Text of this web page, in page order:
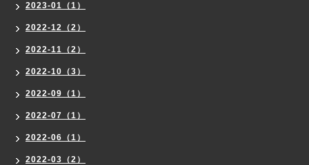
2023-01（1）
2022-12（2）
2022-11（2）
2022-10（3）
2022-09（1）
2022-07（1）
2022-06（1）
2022-03（2）